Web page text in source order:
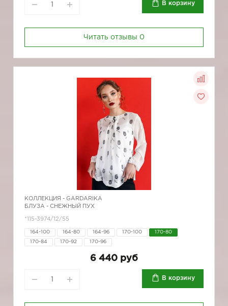
В корзину
Читать отзывы 0
КОЛЛЕКЦИЯ - GARDARIKA
БЛУЗА - СНЕЖНЫЙ ПУХ
*115-3974/12/55
164-100 164-80 164-96 170-100 170-80
170-84 170-92 170-96
6 440 руб
В корзину